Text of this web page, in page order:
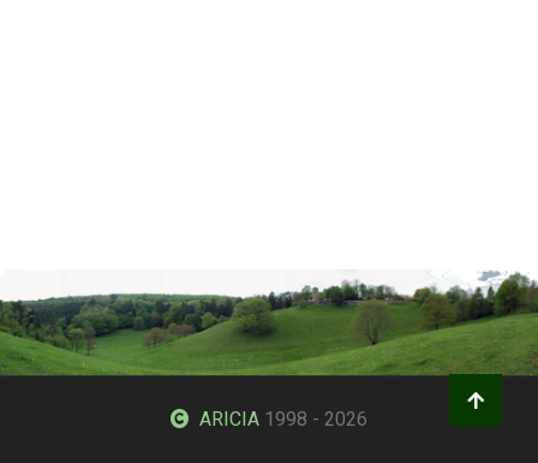
ARICIA 1998 - 2026